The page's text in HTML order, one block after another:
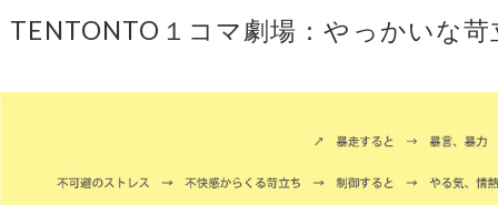
TENTONTO１コマ劇場：やっかいな苛